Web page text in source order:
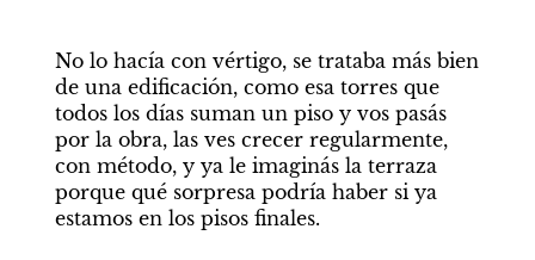
No lo hacía con vértigo, se trataba más bien
de una edificación, como esa torres que
todos los días suman un piso y vos pasás
por la obra, las ves crecer regularmente,
con método, y ya le imaginás la terraza
porque qué sorpresa podría haber si ya
estamos en los pisos finales.